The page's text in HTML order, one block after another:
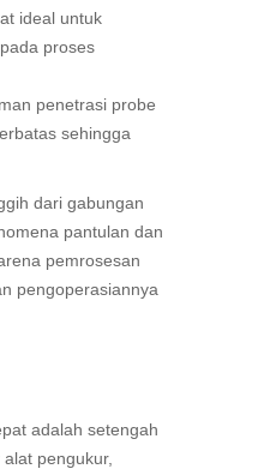
ideal untuk
proses
penetrasi probe
sehingga
dari gabungan
pantulan dan
pemrosesan
pengoperasiannya
adalah setengah
alat pengukur,